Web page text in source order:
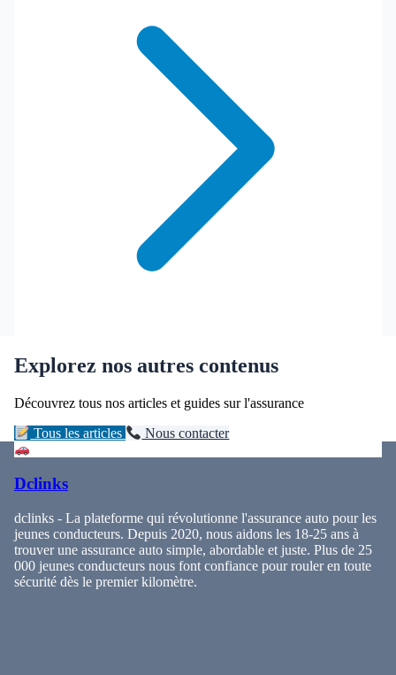
Explorez nos autres contenus
Découvrez tous nos articles et guides sur l'assurance
Tous les articles Nous contacter
Dclinks
dclinks - La plateforme qui révolutionne l'assurance auto pour les
jeunes conducteurs. Depuis 2020, nous aidons les 18-25 ans à
trouver une assurance auto simple, abordable et juste. Plus de 25
000 jeunes conducteurs nous font confiance pour rouler en toute
sécurité dès le premier kilomètre.